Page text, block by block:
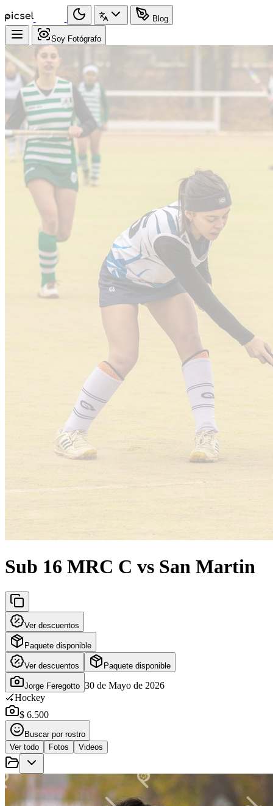
Blog
Soy Fotógrafo
Sub 16 MRC C vs San Martin
Ver descuentos
Paquete disponible
Ver descuentos Paquete disponible
Jorge Feregotto 30 de Mayo de 2026
🏑Hockey
$ 6.500
Buscar por rostro
Ver todo
Fotos Videos